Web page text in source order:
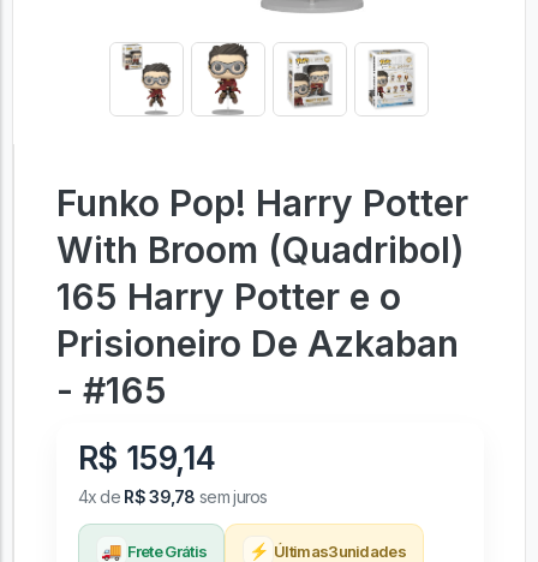
Funko Pop! Harry Potter
With Broom (Quadribol)
165 Harry Potter e o
Prisioneiro De Azkaban
- #165
R$ 159,14
4x de R$ 39,78 sem juros
🚚 Frete Grátis ⚡ Últimas3unidades